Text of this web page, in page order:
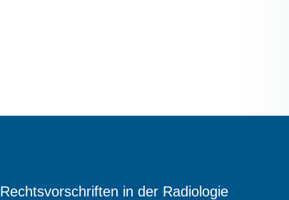
Rechtsvorschriften in der Radiologie